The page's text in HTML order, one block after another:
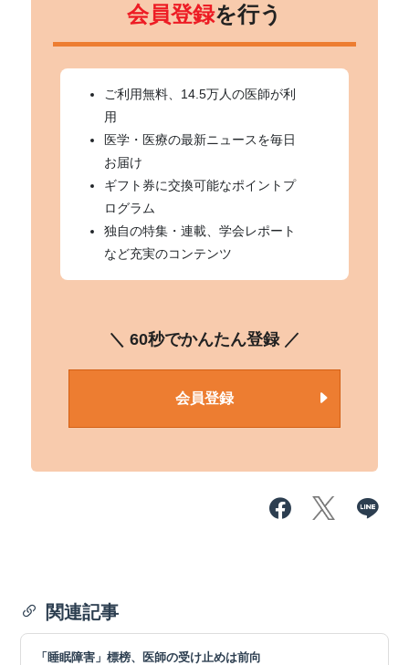
会員登録を行う
ご利用無料、14.5万人の医師が利
用
医学・医療の最新ニュースを毎日
お届け
ギフト券に交換可能なポイントプ
ログラム
独自の特集・連載、学会レポート
など充実のコンテンツ
＼ 60秒でかんたん登録 ／
会員登録
関連記事
「睡眠障害」標榜、医師の受け止めは前向